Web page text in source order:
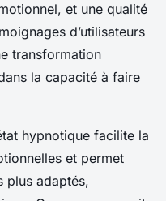
et une qualité
d’utilisateurs
transformation
la capacité à faire
hypnotique facilite la
et permet
plus adaptés,